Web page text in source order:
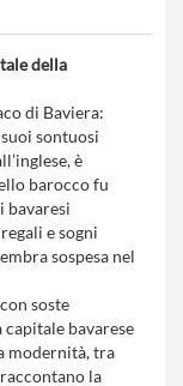
della
di Baviera:
sontuosi
è
barocco fu
bavaresi
e sogni
sospesa nel
soste
bavarese
modernità, tra
la